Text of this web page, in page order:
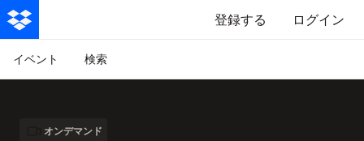
登録する ログイン
イベント 検索
オンデマンド